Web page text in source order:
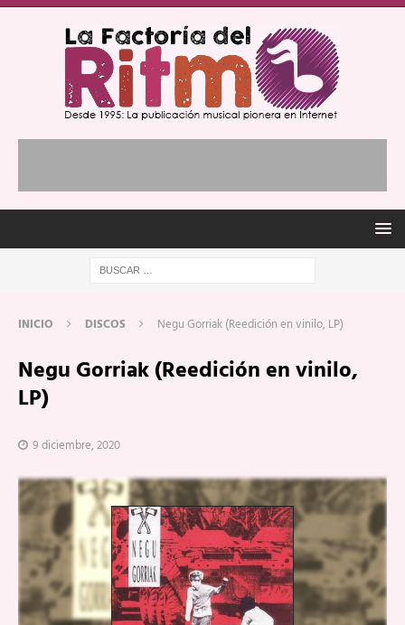
INICIO DISCOS Negu Gorriak (Reedición en vinilo, LP)
Negu Gorriak (Reedición en vinilo,
LP)
9 diciembre, 2020